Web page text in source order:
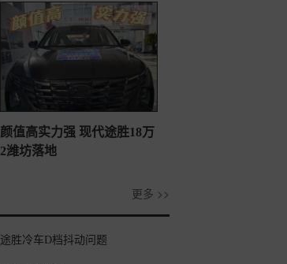
颜值高实力强 现代途胜18万
2潍坊落地
更多 >>
途胜冷车D档抖动问题